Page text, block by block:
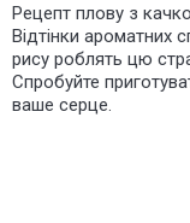
Рецепт плову з
Відтінки ароматних
рису роблять цю
Спробуйте
ваше серце.